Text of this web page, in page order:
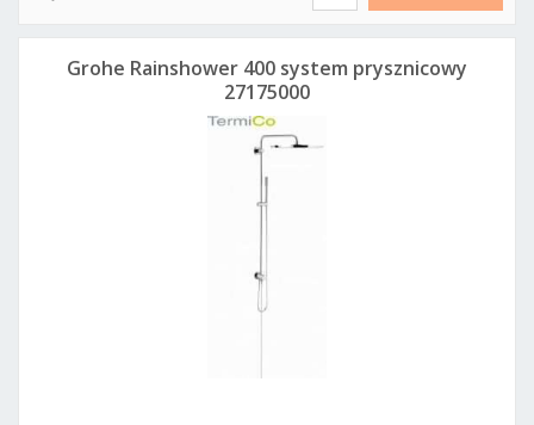
Grohe Rainshower 400 system prysznicowy
27175000